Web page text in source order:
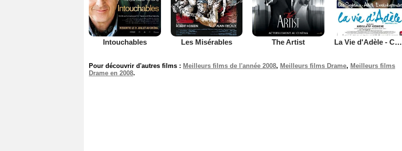
Intouchables Les Misérables The Artist La Vie d'Adèle - Chapitres 1 et 2
Pour découvrir d'autres films : Meilleurs films de l'année 2008, Meilleurs films Drame, Meilleurs films
Drame en 2008.